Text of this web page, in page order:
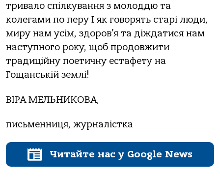
тривало спілкування з молоддю та
колегами по перу І як говорять старі люди,
миру нам усім, здоров’я та діждатися нам
наступного року, щоб продовжити
традиційну поетичну естафету на
Гощанській землі!
ВІРА МЕЛЬНИКОВА,
письменниця, журналістка
Читайте нас у Google News